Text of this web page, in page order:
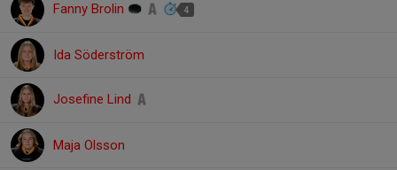
Fanny Brolin 4
Ida Söderström
Josefine Lind
Maja Olsson